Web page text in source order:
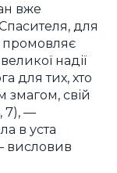
вже
для
промовляє
надії
для тих, хто
змагом, свій
7), —
в уста
висловив